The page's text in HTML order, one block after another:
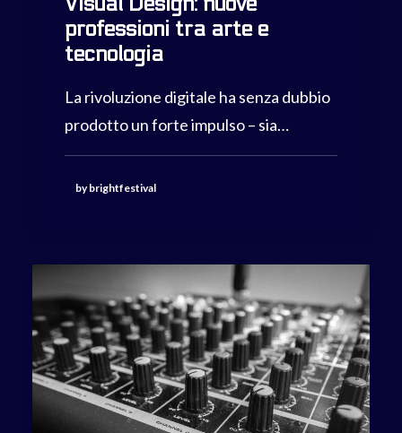
professioni tra arte e
tecnologia
La rivoluzione digitale ha senza dubbio
prodotto un forte impulso – sia…
by brightfestival